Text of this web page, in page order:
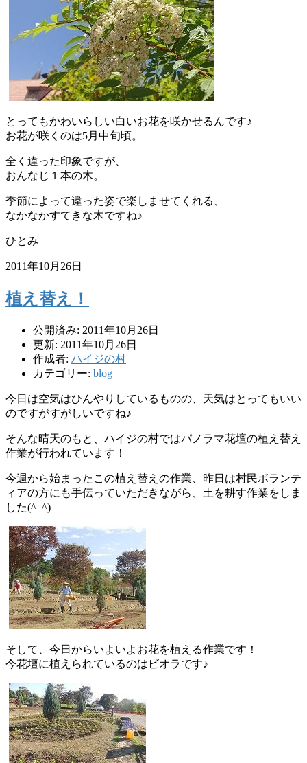
とってもかわいらしい白いお花を咲かせるんです♪
お花が咲くのは5月中旬頃。
全く違った印象ですが、
おんなじ１本の木。
季節によって違った姿で楽しませてくれる、
なかなかすてきな木ですね♪
ひとみ
2011年10月26日
植え替え！
公開済み: 2011年10月26日
更新: 2011年10月26日
作成者: ハイジの村
カテゴリー: blog
今日は空気はひんやりしているものの、天気はとってもいい
のですがすがしいですね♪
そんな晴天のもと、ハイジの村ではパノラマ花壇の植え替え
作業が行われています！
今週から始まったこの植え替えの作業、昨日は村民ボランテ
ィアの方にも手伝っていただきながら、土を耕す作業をしま
した(^_^)
そして、今日からいよいよお花を植える作業です！
今花壇に植えられているのはビオラです♪